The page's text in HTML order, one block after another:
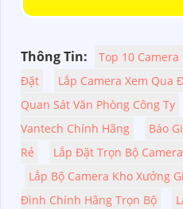
Thông Tin:
Top 10
Đặt
Lắp Camera Xem Qua
Quan Sát Văn Phòng Công Ty
Vantech Chính Hãng
Báo
Rẻ
Lắp Đặt Trọn Bộ
Lắp Bộ Camera Kho Xưởng
Đình Chính Hãng Trọn Bộ